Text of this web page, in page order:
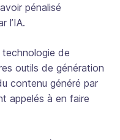
pénalisé
l’IA.
technologie de
outils de génération
contenu généré par
appelés à en faire